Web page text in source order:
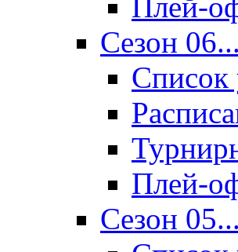
Сезон 06...
Список
Плей-
Сезон 05...